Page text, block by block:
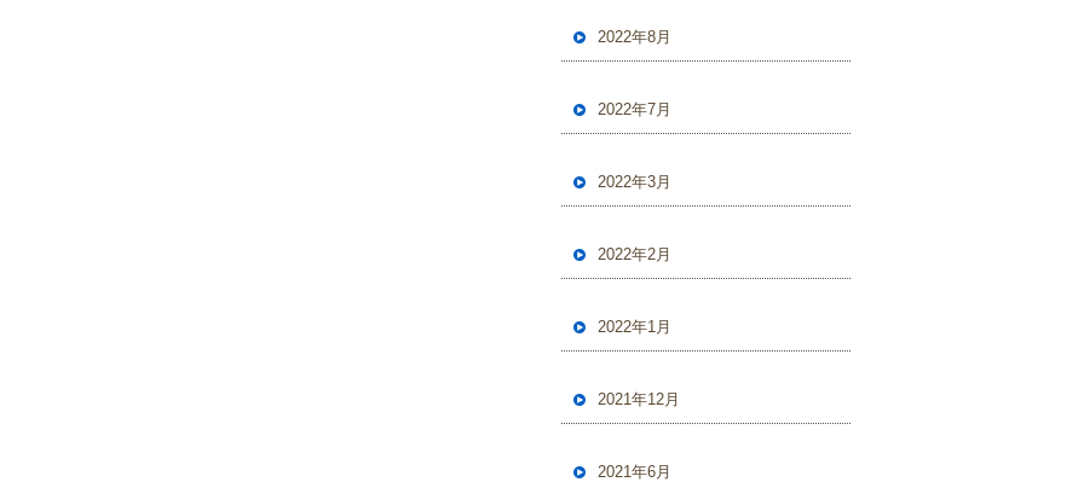
2022年8月
2022年7月
2022年3月
2022年2月
2022年1月
2021年12月
2021年6月